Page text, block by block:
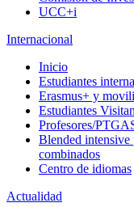
UCC+i
Internacional
Inicio
Estudiantes
Erasmus+ y
Estudiantes
Profesores/
Blended intensive
combinados
Centro de idiomas
Actualidad